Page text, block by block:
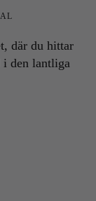
där du hittar
i den lantliga